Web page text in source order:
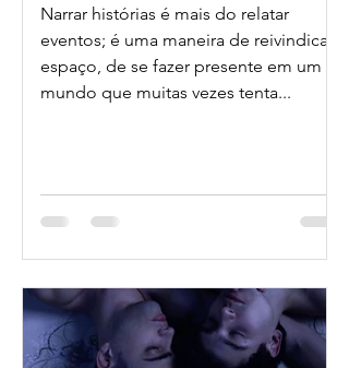
Narrar histórias é mais do relatar
eventos; é uma maneira de reivindicar
espaço, de se fazer presente em um
mundo que muitas vezes tenta...